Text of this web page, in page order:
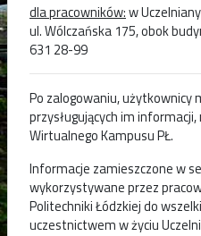
dla pracowników:w
ul. Wólczańska 175, obok
631 28-99
Po zalogowaniu, użytkownicy
przysługujących im
Wirtualnego Kampusu PŁ.
Informacje zamieszczone w
wykorzystywane przez
Politechniki Łódzkiej do
uczestnictwem w życiu